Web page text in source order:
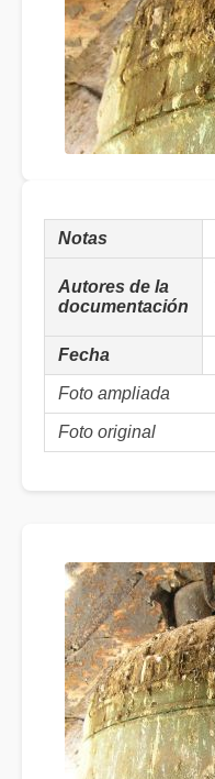
Notas
Autores de la
documentación
Fecha
Foto ampliada
Foto original